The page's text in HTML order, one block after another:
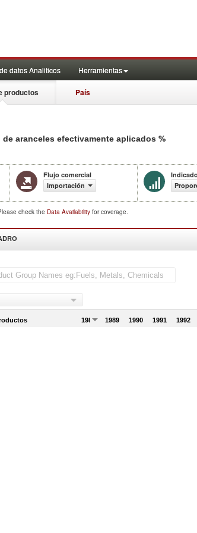
datos Analiticos Herramientas
productos País
aranceles efectivamente aplicados %
Flujo comercial
Importación
check the Data Availability for coverage.
1988 1989 1990 1991 1992